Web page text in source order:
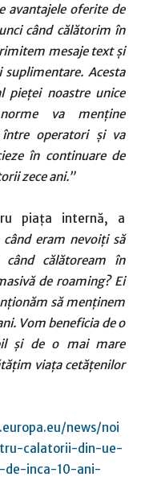
avantajele oferite de
când călătorim în
mesaje text și
Acesta
pieței noastre unice
va menține
operatori și va
în continuare de
zece ani.”
piața internă, a
eram nevoiți să
călătoream în
de roaming? Ei
să menținem
Vom beneficia de o
și de o mai mare
viața cetățenilor
news/noi
calatorii-din-ue-
inca-10-ani-